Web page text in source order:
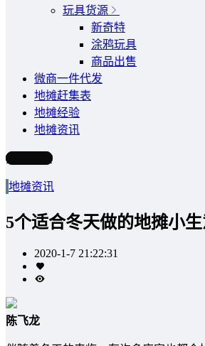
玩具货源
新奇特
涂鸦玩具
商品出售
微商一件代发
地摊赶集表
地摊经验
地摊资讯
写文章
地摊资讯
5个适合冬天做的地摊小
2020-1-7 21:22:31
陈飞龙